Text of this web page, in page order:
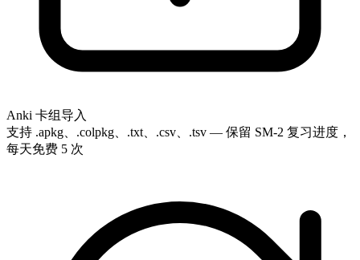
Anki 卡组导入
支持 .apkg、.colpkg、.txt、.csv、.tsv — 保留 SM-2 复习进度，
每天免费 5 次